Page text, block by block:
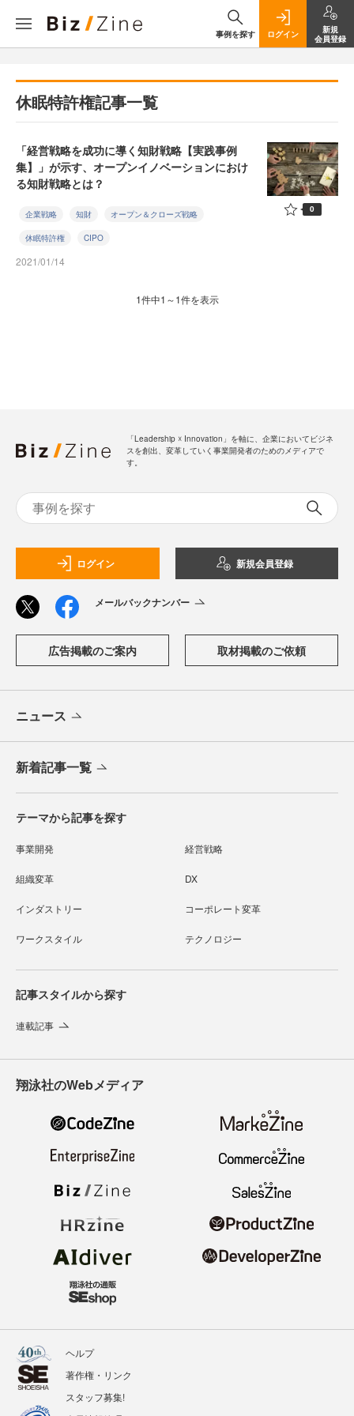
事例を探す ログイン
新規
会員登録
休眠特許権記事一覧
「経営戦略を成功に導く知財戦略【実践事例
集】」が示す、オープンイノベーションにおけ
る知財戦略とは？
企業戦略 知財 オープン＆クローズ戦略
休眠特許権 CIPO
2021/01/14
0
1件中1～1件を表示
「Leadership ☓ Innovation」を軸に、企業においてビジネ
スを創出、変革していく事業開発者のためのメディアで
す。
ログイン 新規会員登録
メールバックナンバー
広告掲載のご案内 取材掲載のご依頼
ニュース
新着記事一覧
テーマから記事を探す
事業開発 経営戦略
組織変革 DX
インダストリー コーポレート変革
ワークスタイル テクノロジー
記事スタイルから探す
連載記事
翔泳社のWebメディア
ヘルプ
著作権・リンク
スタッフ募集!